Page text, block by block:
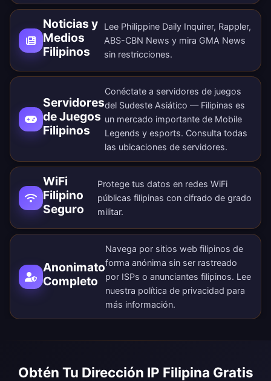
Noticias y
Medios
Filipinos
Lee Philippine Daily Inquirer, Rappler,
ABS-CBN News y mira GMA News
sin restricciones.
Servidores
de Juegos
Filipinos
Conéctate a servidores de juegos
del Sudeste Asiático — Filipinas es
un mercado importante de Mobile
Legends y esports. Consulta todas
las ubicaciones de servidores.
WiFi
Filipino
Seguro
Protege tus datos en redes WiFi
públicas filipinas con cifrado de grado
militar.
Anonimato
Completo
Navega por sitios web filipinos de
forma anónima sin ser rastreado
por ISPs o anunciantes filipinos. Lee
nuestra política de privacidad para
más información.
Obtén Tu Dirección IP Filipina Gratis